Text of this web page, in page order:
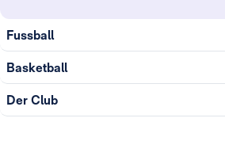
Fussball
Basketball
Der Club